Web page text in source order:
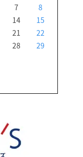
7
8
14
15
21
22
28
29